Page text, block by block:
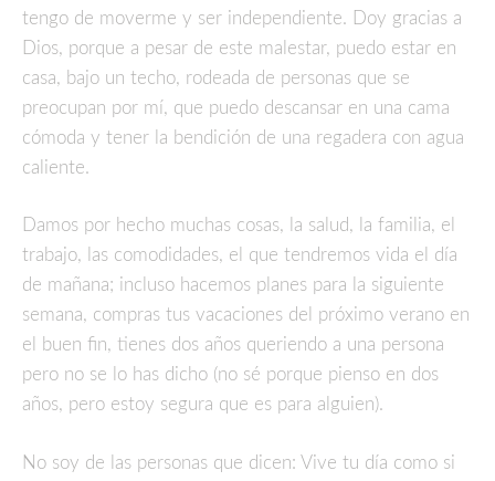
tengo de moverme y ser independiente. Doy gracias a
Dios, porque a pesar de este malestar, puedo estar en
casa, bajo un techo, rodeada de personas que se
preocupan por mí, que puedo descansar en una cama
cómoda y tener la bendición de una regadera con agua
caliente.
Damos por hecho muchas cosas, la salud, la familia, el
trabajo, las comodidades, el que tendremos vida el día
de mañana; incluso hacemos planes para la siguiente
semana, compras tus vacaciones del próximo verano en
el buen fin, tienes dos años queriendo a una persona
pero no se lo has dicho (no sé porque pienso en dos
años, pero estoy segura que es para alguien).
No soy de las personas que dicen: Vive tu día como si